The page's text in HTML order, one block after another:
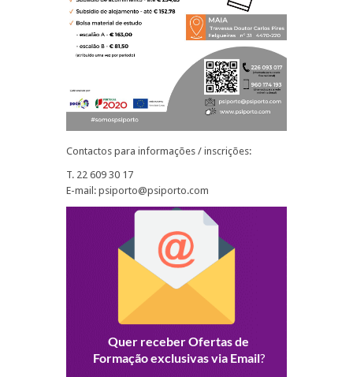
Contactos para informações / inscrições:
T. 22 609 30 17
E-mail: psiporto@psiporto.com